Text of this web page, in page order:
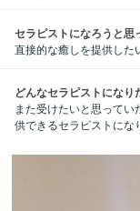
セラピストになろうと思
直接的な癒しを提供した
どんなセラピストになり
また受けたいと思って
供できるセラピストにな